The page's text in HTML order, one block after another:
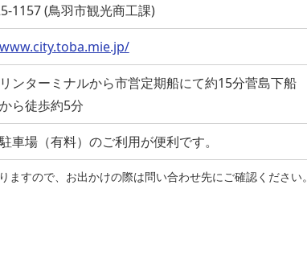
1157 (鳥羽市観光商工課)
ンターミナルから市営定期船にて約15分菅島下船
ら徒歩約5分
車場（有料）のご利用が便利です。
すので、お出かけの際は問い合わせ先にご確認ください。